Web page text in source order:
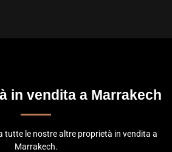
in vendita a Marrakech
tutte le nostre altre proprietà in vendita a
Marrakech.